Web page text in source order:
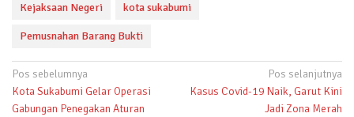
Kejaksaan Negeri kota sukabumi
Pemusnahan Barang Bukti
Navigasi
pos
Pos sebelumnya
Kota Sukabumi Gelar Operasi
Gabungan Penegakan Aturan
Pos selanjutnya
Kasus Covid-19 Naik, Garut Kini
Jadi Zona Merah